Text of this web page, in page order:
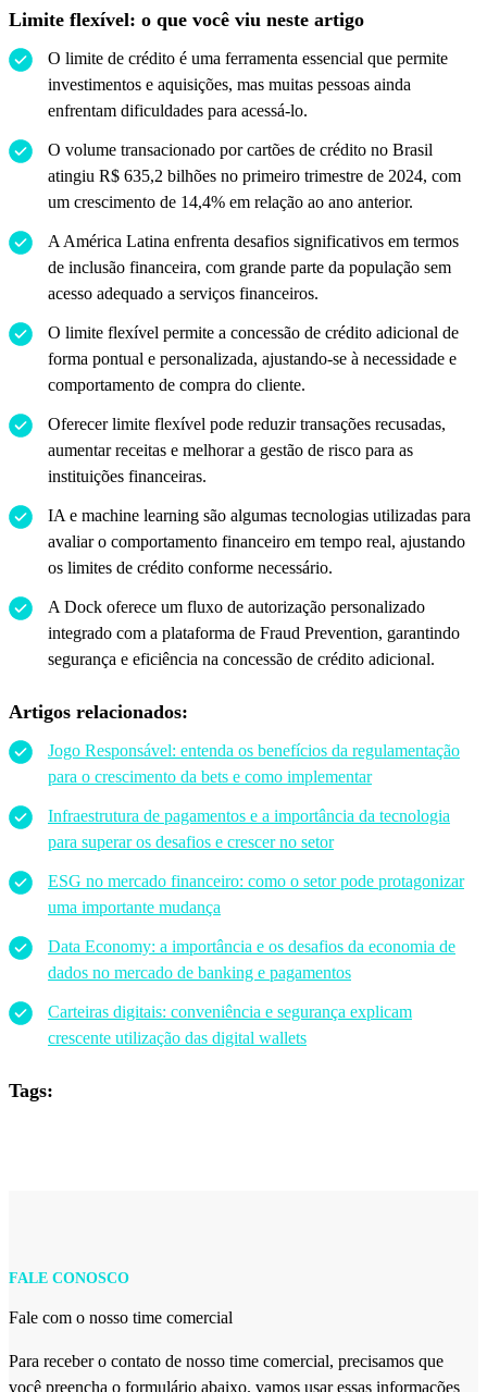
Limite flexível: o que você viu neste artigo
O limite de crédito é uma ferramenta essencial que permite
investimentos e aquisições, mas muitas pessoas ainda
enfrentam dificuldades para acessá-lo.
O volume transacionado por cartões de crédito no Brasil
atingiu R$ 635,2 bilhões no primeiro trimestre de 2024, com
um crescimento de 14,4% em relação ao ano anterior.
A América Latina enfrenta desafios significativos em termos
de inclusão financeira, com grande parte da população sem
acesso adequado a serviços financeiros.
O limite flexível permite a concessão de crédito adicional de
forma pontual e personalizada, ajustando-se à necessidade e
comportamento de compra do cliente.
Oferecer limite flexível pode reduzir transações recusadas,
aumentar receitas e melhorar a gestão de risco para as
instituições financeiras.
IA e machine learning são algumas tecnologias utilizadas para
avaliar o comportamento financeiro em tempo real, ajustando
os limites de crédito conforme necessário.
A Dock oferece um fluxo de autorização personalizado
integrado com a plataforma de Fraud Prevention, garantindo
segurança e eficiência na concessão de crédito adicional.
Artigos relacionados:
Jogo Responsável: entenda os benefícios da regulamentação
para o crescimento da bets e como implementar
Infraestrutura de pagamentos e a importância da tecnologia
para superar os desafios e crescer no setor
ESG no mercado financeiro: como o setor pode protagonizar
uma importante mudança
Data Economy: a importância e os desafios da economia de
dados no mercado de banking e pagamentos
Carteiras digitais: conveniência e segurança explicam
crescente utilização das digital wallets
Tags:
FALE CONOSCO
Fale com o nosso time comercial
Para receber o contato de nosso time comercial, precisamos que
você preencha o formulário abaixo. vamos usar essas informações